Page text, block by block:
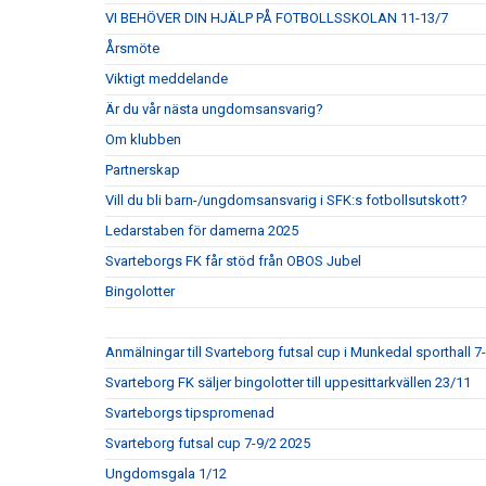
VI BEHÖVER DIN HJÄLP PÅ FOTBOLLSSKOLAN 11-13/7
Årsmöte
Viktigt meddelande
Är du vår nästa ungdomsansvarig?
Om klubben
Partnerskap
Vill du bli barn-/ungdomsansvarig i SFK:s fotbollsutskott?
Ledarstaben för damerna 2025
Svarteborgs FK får stöd från OBOS Jubel
Bingolotter
Anmälningar till Svarteborg futsal cup i Munkedal sporthall
Svarteborg FK säljer bingolotter till uppesittarkvällen 23/11
Svarteborgs tipspromenad
Svarteborg futsal cup 7-9/2 2025
Ungdomsgala 1/12